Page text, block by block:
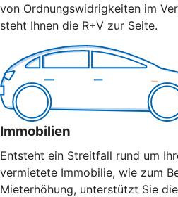
von Ordnungswidrigkeiten im
steht Ihnen die R+V zur Seite.
Immobilien
Entsteht ein Streitfall rund um
vermietete Immobilie, wie zum
Mieterhöhung, unterstützt Sie